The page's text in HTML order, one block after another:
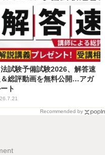
試験予備試験2026、解答速
総評動画を無料公開…アガ
ト
Recommended by